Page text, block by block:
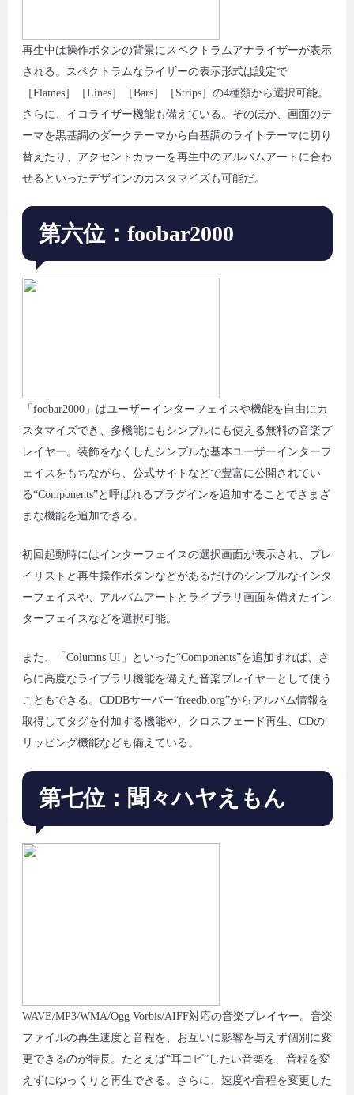
再生中は操作ボタンの背景にスペクトラムアナライザーが表示
される。スペクトラムなライザーの表示形式は設定で
［Flames］［Lines］［Bars］［Strips］の4種類から選択可能。
さらに、イコライザー機能も備えている。そのほか、画面のテ
ーマを黒基調のダークテーマから白基調のライトテーマに切り
替えたり、アクセントカラーを再生中のアルバムアートに合わ
せるといったデザインのカスタマイズも可能だ。
第六位：foobar2000
「foobar2000」はユーザーインターフェイスや機能を自由にカ
スタマイズでき、多機能にもシンプルにも使える無料の音楽プ
レイヤー。装飾をなくしたシンプルな基本ユーザーインターフ
ェイスをもちながら、公式サイトなどで豊富に公開されてい
る“Components”と呼ばれるプラグインを追加することでさまざ
まな機能を追加できる。
初回起動時にはインターフェイスの選択画面が表示され、プレ
イリストと再生操作ボタンなどがあるだけのシンプルなインタ
ーフェイスや、アルバムアートとライブラリ画面を備えたイン
ターフェイスなどを選択可能。
また、「Columns UI」といった“Components”を追加すれば、さ
らに高度なライブラリ機能を備えた音楽プレイヤーとして使う
こともできる。CDDBサーバー“freedb.org”からアルバム情報を
取得してタグを付加する機能や、クロスフェード再生、CDの
リッピング機能なども備えている。
第七位：聞々ハヤえもん
WAVE/MP3/WMA/Ogg Vorbis/AIFF対応の音楽プレイヤー。音楽
ファイルの再生速度と音程を、お互いに影響を与えず個別に変
更できるのが特長。たとえば“耳コピ”したい音楽を、音程を変
えずにゆっくりと再生できる。さらに、速度や音程を変更した